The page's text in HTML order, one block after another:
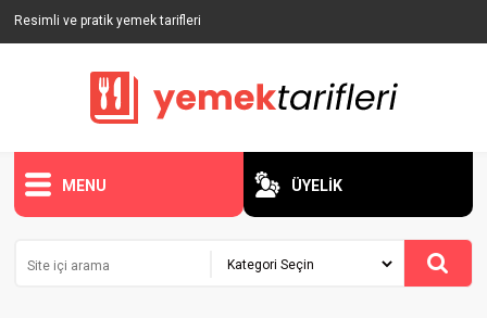
Resimli ve pratik yemek tarifleri
MENU ÜYELİK